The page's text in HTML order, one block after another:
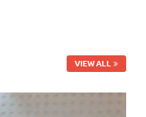
VIEW ALL